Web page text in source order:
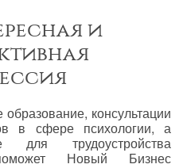
и
образование, консультации
в сфере психологии, а
для трудоустройства
Новый Бизнес